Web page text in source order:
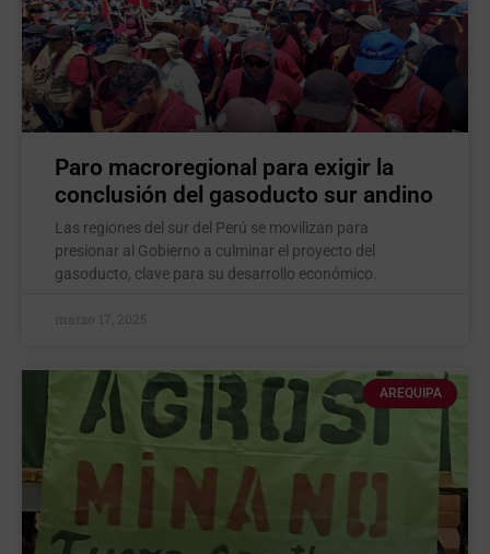
Paro macroregional para exigir la
conclusión del gasoducto sur andino
Las regiones del sur del Perú se movilizan para
presionar al Gobierno a culminar el proyecto del
gasoducto, clave para su desarrollo económico.
marzo 17, 2025
AREQUIPA